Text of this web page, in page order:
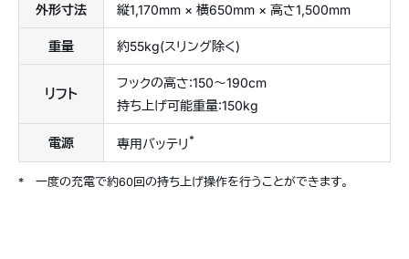
外形寸法 縦1,170mm × 横650mm × 高さ1,500mm
重量 約55kg(スリング除く)
リフト
フックの高さ:150〜190cm
持ち上げ可能重量:150kg
電源 専用バッテリ*
* 一度の充電で約60回の持ち上げ操作を行うことができます。